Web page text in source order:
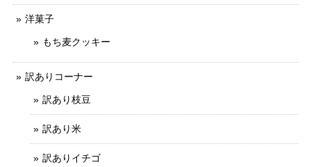
洋菓子
もち麦クッキー
訳ありコーナー
訳あり枝豆
訳あり米
訳ありイチゴ